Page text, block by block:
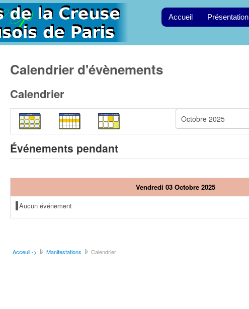
Accueil Présentation
Calendrier d'évènements
Calendrier
Événements pendant
Vendredi 03 Octobre 2025
Aucun événement
Acceuil -> Manifestations Calendrier